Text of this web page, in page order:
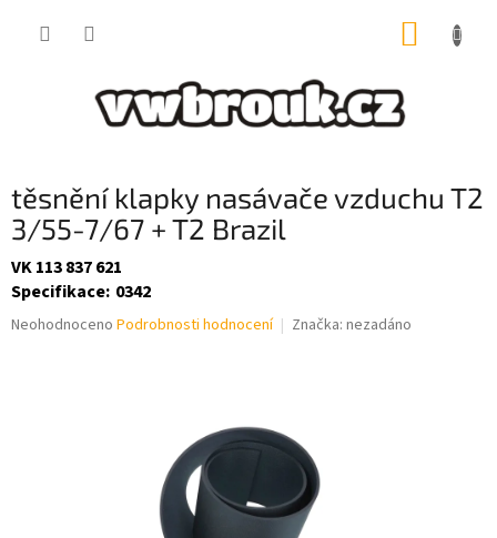
těsnění klapky nasávače vzduchu T2
3/55-7/67 + T2 Brazil
VK 113 837 621
Specifikace: 0342
Průměrné
Neohodnoceno Podrobnosti hodnocení Značka: nezadáno